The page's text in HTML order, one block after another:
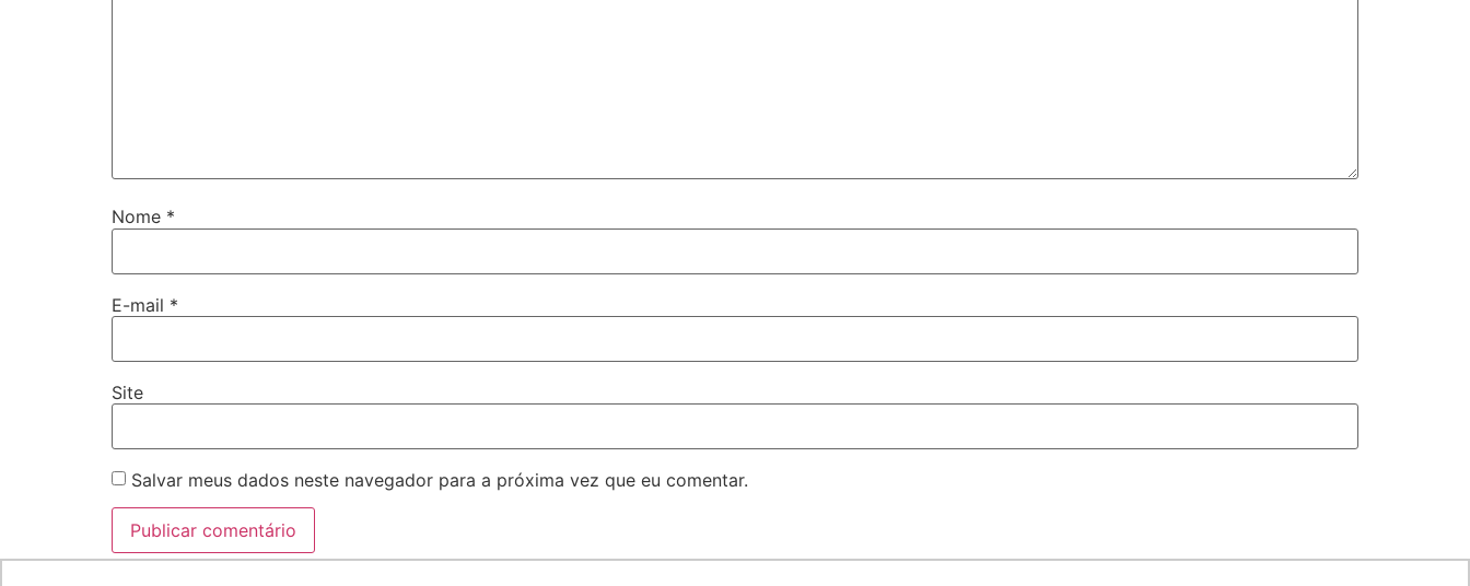
Nome *
E-mail *
Site
Salvar meus dados neste navegador para a próxima vez que eu comentar.